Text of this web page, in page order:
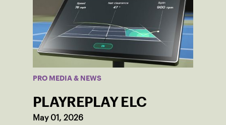
PRO MEDIA & NEWS
PLAYREPLAY ELC
May 01, 2026